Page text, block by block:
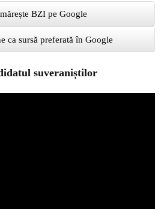
BZI pe Google
ca sursă preferată în Google
suveraniștilor